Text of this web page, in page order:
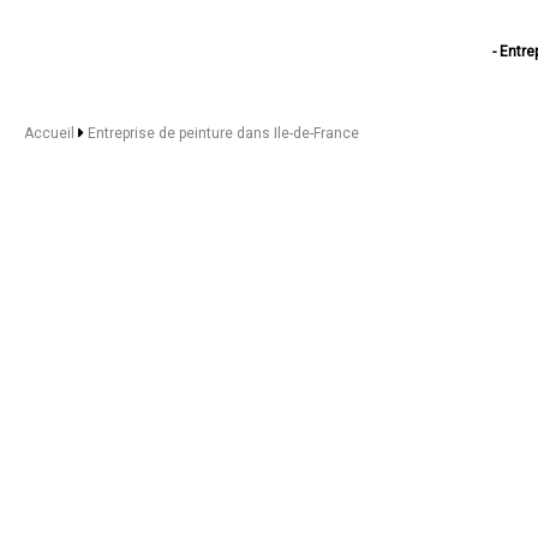
-
Accueil Entreprise de peinture dans Ile-de-France